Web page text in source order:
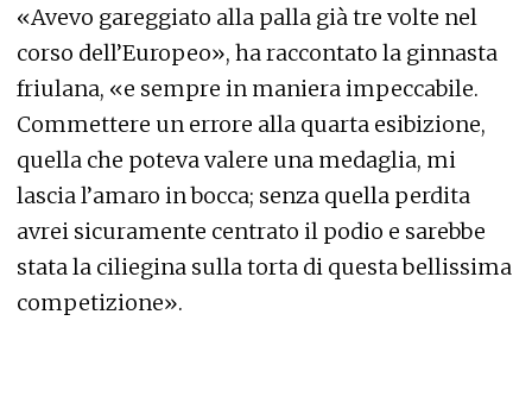
«Avevo gareggiato alla palla già tre volte nel
corso dell’Europeo», ha raccontato la ginnasta
friulana, «e sempre in maniera impeccabile.
Commettere un errore alla quarta esibizione,
quella che poteva valere una medaglia, mi
lascia l’amaro in bocca; senza quella perdita
avrei sicuramente centrato il podio e sarebbe
stata la ciliegina sulla torta di questa bellissima
competizione».